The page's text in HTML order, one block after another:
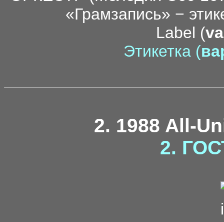
Label (
Этикетка (
2. 1988 All-
2.